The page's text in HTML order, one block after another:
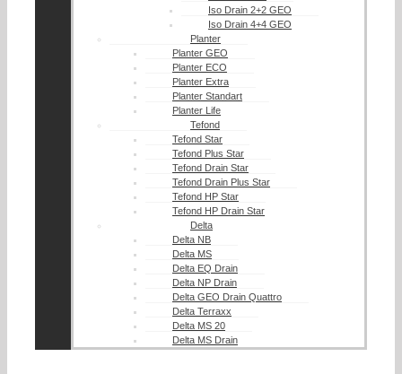
Iso Drain 2+2 GEO
Iso Drain 4+4 GEO
Planter
Planter GEO
Planter ECO
Planter Extra
Planter Standart
Planter Life
Tefond
Tefond Star
Tefond Plus Star
Tefond Drain Star
Tefond Drain Plus Star
Tefond HP Star
Tefond HP Drain Star
Delta
Delta NB
Delta MS
Delta EQ Drain
Delta NP Drain
Delta GEO Drain Quattro
Delta Terraxx
Delta MS 20
Delta MS Drain